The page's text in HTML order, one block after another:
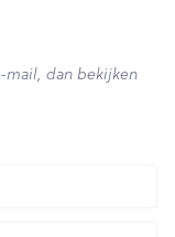
mail, dan bekijken